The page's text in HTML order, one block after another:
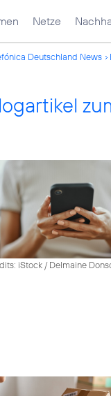
Netze
Deutschland News
iStock / Delmaine